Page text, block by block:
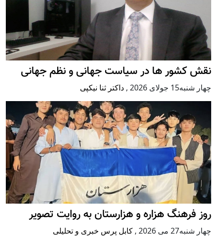
نقش کشور ها در سیاست جهانی و نظم جهانی
چهار شنبه15 جولای 2026 , داکتر ثنا نیکپی
روز فرهنگ هزاره و هزارستان به روایت تصویر
چهار شنبه27 می 2026 , کابل پرس خبری و تحلیلی